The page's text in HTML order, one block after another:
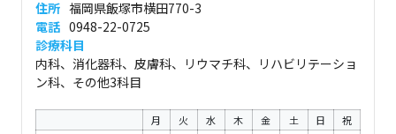
住所 福岡県飯塚市横田770-3
電話 0948-22-0725
診療科目
内科、消化器科、皮膚科、リウマチ科、リハビリテーショ
ン科、その他3科目
月 火 水 木 金 土 日 祝